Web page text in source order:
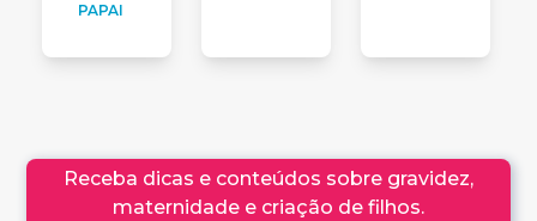
PAPAI
Receba dicas e conteúdos sobre gravidez,
maternidade e criação de filhos.